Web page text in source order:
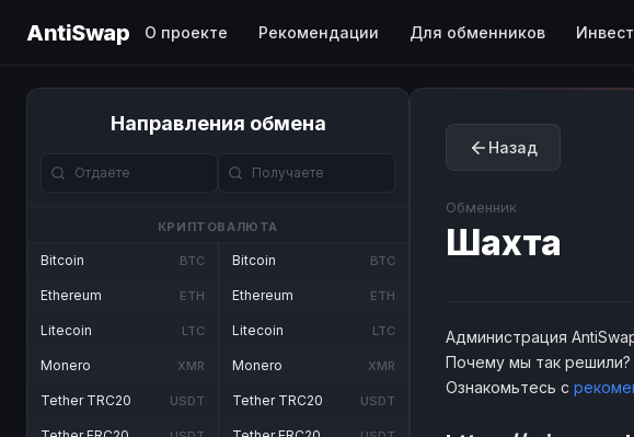
AntiSwap О проекте Рекомендации Для обменников
Направления обмена
КРИПТОВАЛЮТА
Bitcoin BTC
Ethereum ETH
Litecoin LTC
Monero XMR
Tether TRC20 USDT
Bitcoin BTC
Ethereum ETH
Litecoin LTC
Monero XMR
Tether TRC20 USDT
Назад
Обменник
Шахта
Администрация
Почему мы так
Ознакомьтесь с